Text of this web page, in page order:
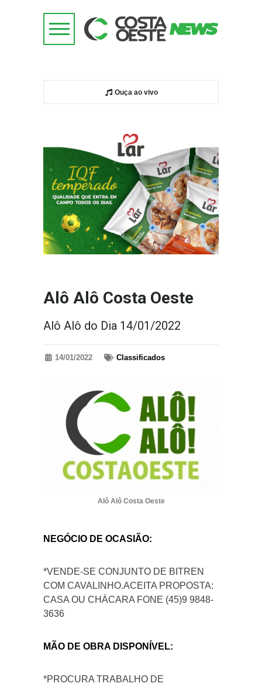
Ouça ao vivo
Alô Alô Costa Oeste
Alô Alô do Dia 14/01/2022
14/01/2022 Classificados
Alô Alô Costa Oeste
NEGÓCIO DE OCASIÃO:
*VENDE-SE CONJUNTO DE BITREN
COM CAVALINHO.ACEITA PROPOSTA:
CASA OU CHÁCARA FONE (45)9 9848-
3636
MÃO DE OBRA DISPONÍVEL:
*PROCURA TRABALHO DE